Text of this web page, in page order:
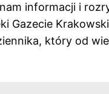
informacji i
Gazecie
który od